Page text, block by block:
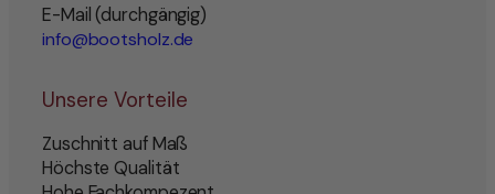
E-Mail (durchgängig)
info@bootsholz.de
Unsere Vorteile
Zuschnitt auf Maß
Höchste Qualität